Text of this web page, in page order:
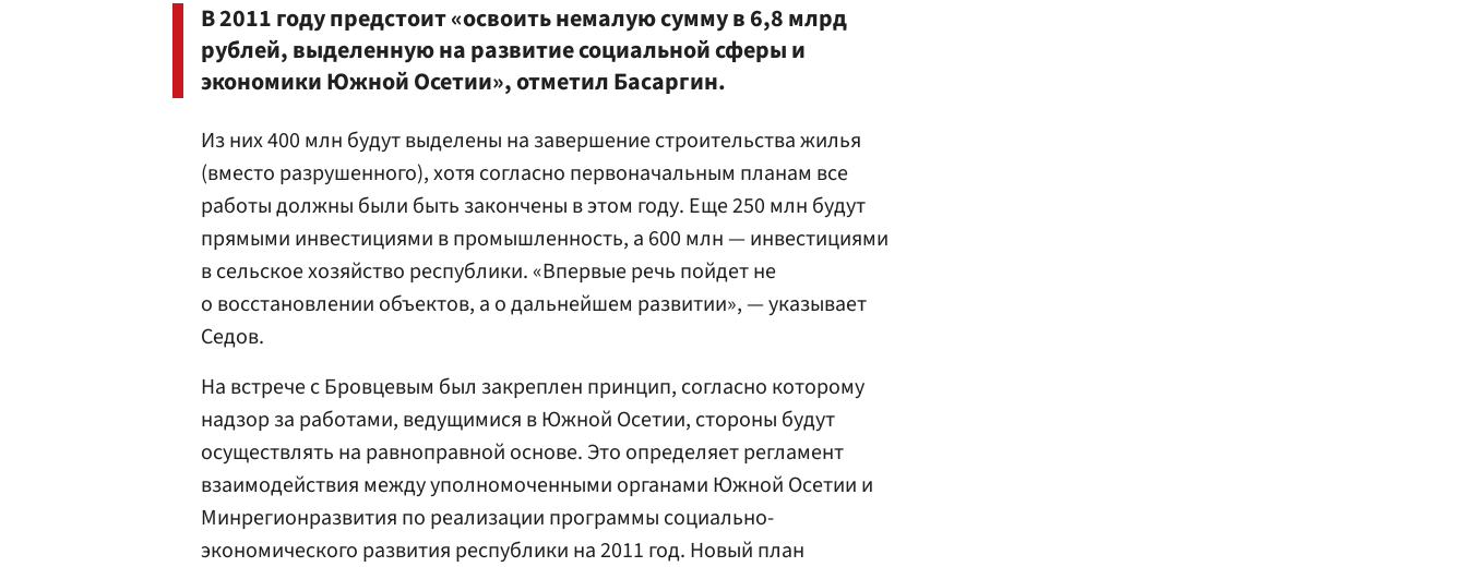
В 2011 году предстоит «освоить немалую сумму в 6,8 млрд
рублей, выделенную на развитие социальной сферы и
экономики Южной Осетии», отметил Басаргин.
Из них 400 млн будут выделены на завершение строительства жилья
(вместо разрушенного), хотя согласно первоначальным планам все
работы должны были быть закончены в этом году. Еще 250 млн будут
прямыми инвестициями в промышленность, а 600 млн — инвестициями
в сельское хозяйство республики. «Впервые речь пойдет не
о восстановлении объектов, а о дальнейшем развитии», — указывает
Седов.
На встрече с Бровцевым был закреплен принцип, согласно которому
надзор за работами, ведущимися в Южной Осетии, стороны будут
осуществлять на равноправной основе. Это определяет регламент
взаимодействия между уполномоченными органами Южной Осетии и
Минрегионразвития по реализации программы социально-
экономического развития республики на 2011 год. Новый план